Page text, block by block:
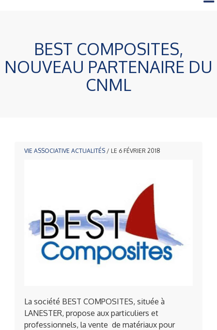
BEST COMPOSITES,
NOUVEAU PARTENAIRE DU
CNML
VIE ASSOCIATIVE ACTUALITÉS / LE 6 FÉVRIER 2018
La société BEST COMPOSITES, située à
LANESTER, propose aux particuliers et
professionnels, la vente de matériaux pour